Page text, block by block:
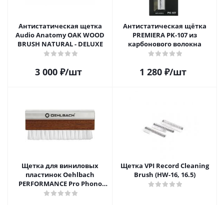
Антистатическая щетка
Audio Anatomy OAK WOOD
BRUSH NATURAL - DELUXE
3 000₽/шт
Антистатическая щётка
PREMIERA PK-107 из
карбонового волокна
1 280₽/шт
Щетка для виниловых
пластинок Oehlbach
PERFORMANCE Pro Phono
Brush, Record Brush,
Щетка VPI Record Cleaning
Brush (HW-16, 16.5)